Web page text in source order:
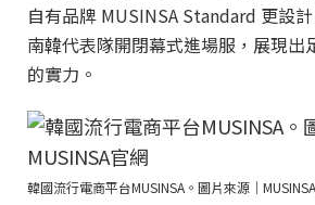
自有品牌 MUSINSA Standard 更設
南韓代表隊開閉幕式進場服，展現出
的實力。
韓國流行電商平台MUSINSA。圖片來源｜